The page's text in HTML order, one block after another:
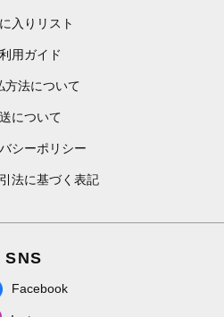
入りリスト
用ガイド
方法について
について
シーポリシー
法に基づく表記
SNS
Facebook